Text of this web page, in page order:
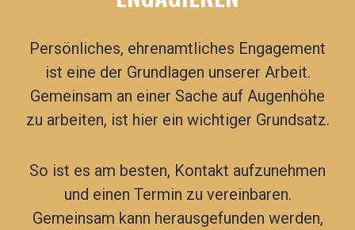
Persönliches, ehrenamtliches Engagement
ist eine der Grundlagen unserer Arbeit.
Gemeinsam an einer Sache auf Augenhöhe
zu arbeiten, ist hier ein wichtiger Grundsatz.
So ist es am besten, Kontakt aufzunehmen
und einen Termin zu vereinbaren.
Gemeinsam kann herausgefunden werden,